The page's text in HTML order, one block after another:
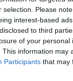
selection. Please
interest-based
to third
of your personal
This information may
Participants that may
da
região, tendo
de transporte
dos Portos do
empreitada em
a APDL de